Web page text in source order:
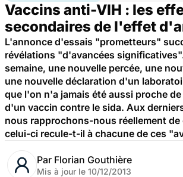
Vaccins anti-VIH : les
secondaires de l'effet
L'annonce d'essais "prometteurs"
révélations "d'avancées
semaine, une nouvelle percée, une
une nouvelle déclaration d'un
que l'on n'a jamais été aussi proche
d'un vaccin contre le sida. Aux
nous rapprochons-nous réellement
celui-ci recule-t-il à chacune de ces
Par Florian Gouthière
Mis à jour le 10/12/2013